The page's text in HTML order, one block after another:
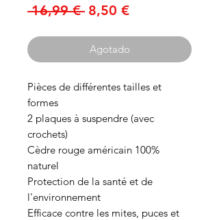
16,99 € Precio
8,50 €Precio
oferta
Agotado
Pièces de différentes tailles et
formes
2 plaques à suspendre (avec
crochets)
Cèdre rouge américain 100%
naturel
Protection de la santé et de
l'environnement
Efficace contre les mites, puces et